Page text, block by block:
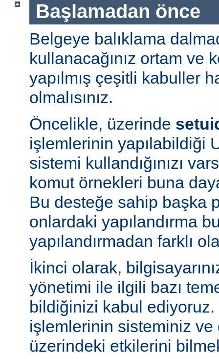
Başlamadan önce
Belgeye balıklama
kullanacağınız ortam ve
yapılmış çeşitli kabuller
olmalısınız.
Öncelikle, üzerinde
işlemlerinin yapılabildiği
sistemi kullandığınızı
komut örnekleri buna
Bu desteğe sahip başka
onlardaki yapılandırma
yapılandırmadan farklı
İkinci olarak,
yönetimi ile ilgili bazı
bildiğinizi kabul
işlemlerinin sisteminiz
üzerindeki etkilerini